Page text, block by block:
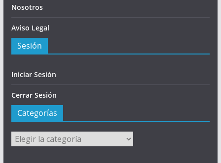
Nosotros
Aviso Legal
Sesión
Iniciar Sesión
Cerrar Sesión
Categorías
Categorías